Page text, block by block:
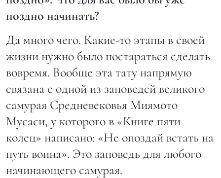
поздно начинать?
Да много чего. Какие-то этапы в своей
жизни нужно было постараться сделать
вовремя. Вообще эта тату напрямую
связана с одной из заповедей великого
самурая Средневековья Миямото
Мусаси, у которого в «Книге пяти
колец» написано: «Не опоздай встать на
путь воина». Это заповедь для любого
начинающего самурая.